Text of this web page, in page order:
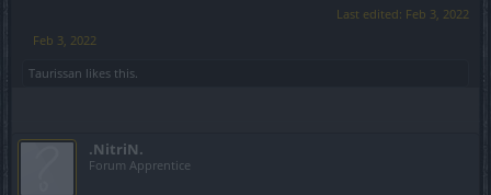
Last edited: Feb 3, 2022
Feb 3, 2022
Taurissan likes this.
.NitriN.
Forum Apprentice